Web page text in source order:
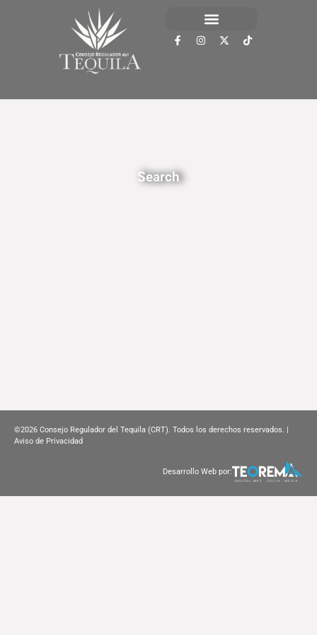
Search
©2026 Consejo Regulador del Tequila (CRT). Todos los derechos reservados. |
Aviso de Privacidad
Desarrollo Web por: